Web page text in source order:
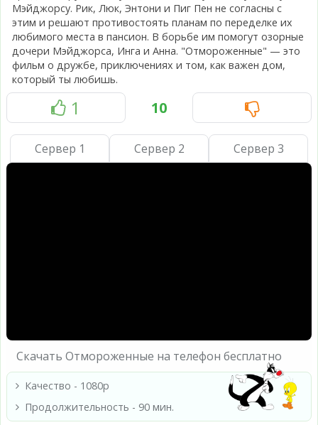
Мэйджорсу. Рик, Люк, Энтони и Пиг Пен не согласны с
этим и решают противостоять планам по переделке их
любимого места в пансион. В борьбе им помогут озорные
дочери Мэйджорса, Инга и Анна. "Отмороженные" — это
фильм о дружбе, приключениях и том, как важен дом,
который ты любишь.
1 10
Сервер 1 Сервер 2 Сервер 3
Скачать Отмороженные на телефон бесплатно
Качество - 1080p
Продолжительность - 90 мин.